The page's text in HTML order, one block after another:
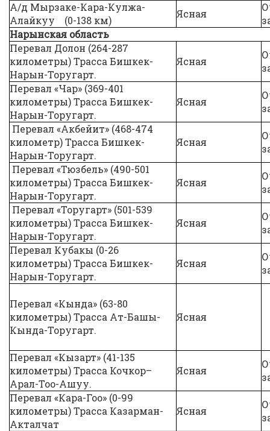
А/д Мырзаке-Кара-Кулжа-
Алайкуу (0-138 км)
Ясная
Нарынская область
Перевал Долон (264-287
километры) Трасса Бишкек-
Нарын-Торугарт.
Ясная
Перевал «Чар» (369-401
километры) Трасса Бишкек-
Нарын-Торугарт.
Ясная
Перевал «Акбейит» (468-474
километр) Трасса Бишкек-
Нарын-Торугарт.
Ясная
Перевал «Тюзбель» (490-501
километры) Трасса Бишкек-
Нарын-Торугарт.
Ясная
Перевал «Торугарт» (501-539
километры) Трасса Бишкек-
Нарын-Торугарт.
Ясная
Перевал Кубакы (0-26
километры) Трасса Бишкек-
Нарын-Торугарт.
Ясная
Перевал «Кында» (63-80
километры) Трасса Ат-Башы-
Кында-Торугарт.
Ясная
Перевал «Кызарт» (41-135
километры) Трасса Кочкор–
Арал-Тоо-Ашуу.
Ясная
Перевал «Кара-Гоо» (0-99
километры) Трасса Казарман-
Акталчат
Ясная